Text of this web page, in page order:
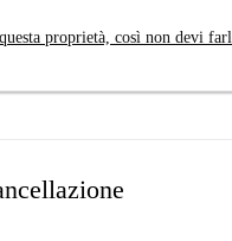
proprietà, così non devi